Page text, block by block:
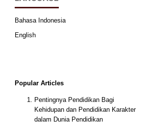
Bahasa Indonesia
English
Popular Articles
Pentingnya Pendidikan Bagi
Kehidupan dan Pendidikan Karakter
dalam Dunia Pendidikan